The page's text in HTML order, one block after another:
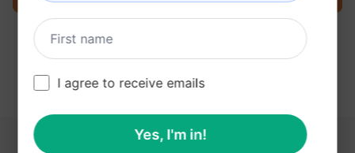
ESTES LINKS PODEM SER ÚTEIS PARA VOCÊ
I agree to receive emails
Yes, I'm in!